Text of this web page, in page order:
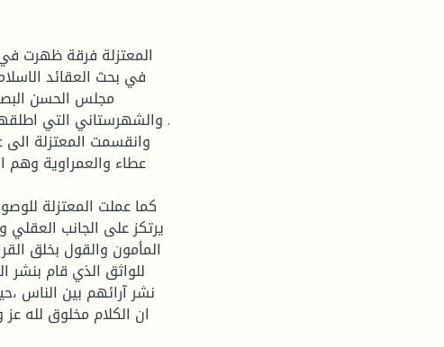
المعتزلة فرقة ظهرت
في بحث العقائد
مجلس الحسن
والشهرستاني التي
وانقسمت المعتزلة
عطاء والعمراوية وهم
كما عملت المعتزلة
يرتكز على الجانب
المأمون والقول بخلق
للواثق الذي قام بنشر
نشر آرائهم بين الناس
ان الكلام مخلوق لله